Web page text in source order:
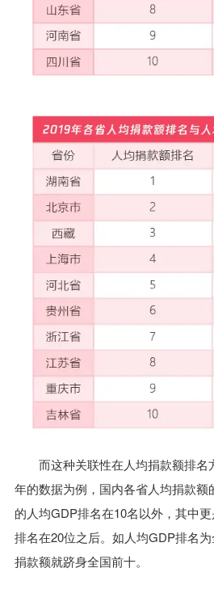
而这种关联性在人均捐款额排名
年的数据为例，国内各省人均捐款额
的人均GDP排名在10名以外，其中
排名在20位之后。如人均GDP排名
捐款额就跻身全国前十。